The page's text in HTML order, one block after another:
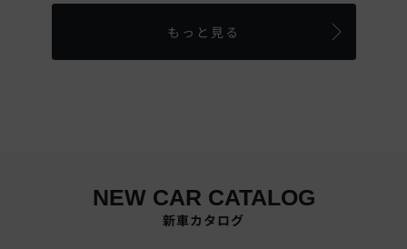
もっと見る
NEW CAR CATALOG
新車カタログ